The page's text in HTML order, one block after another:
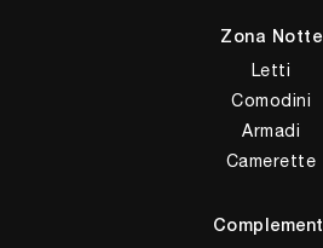
Zona Notte
Letti
Comodini
Armadi
Camerette
Complementi